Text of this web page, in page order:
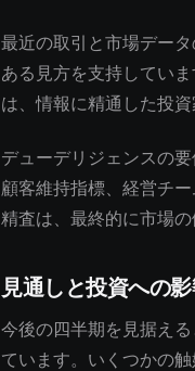
最近の取引と市場デー
ある見方を支持してい
は、情報に精通した投
デューデリジェンスの
顧客維持指標、経営チ
精査は、最終的に市場
見通しと投資への
今後の四半期を見据え
ています。いくつかの